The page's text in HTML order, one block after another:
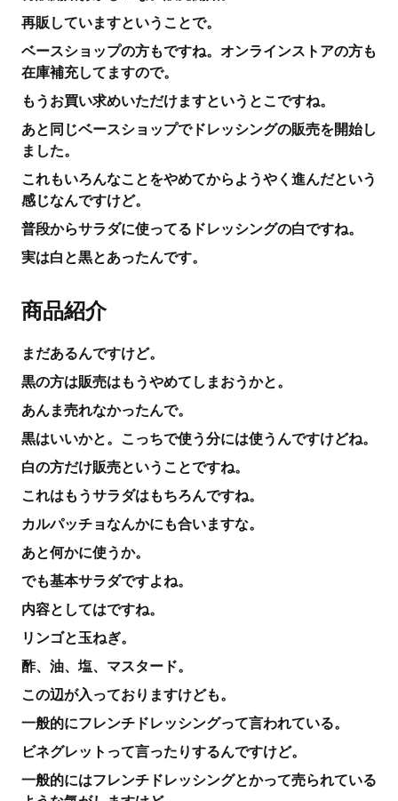
再販していますということで。
ベースショップの方もですね。オンラインストアの方も
在庫補充してますので。
もうお買い求めいただけますというとこですね。
あと同じベースショップでドレッシングの販売を開始し
ました。
これもいろんなことをやめてからようやく進んだという
感じなんですけど。
普段からサラダに使ってるドレッシングの白ですね。
実は白と黒とあったんです。
商品紹介
まだあるんですけど。
黒の方は販売はもうやめてしまおうかと。
あんま売れなかったんで。
黒はいいかと。こっちで使う分には使うんですけどね。
白の方だけ販売ということですね。
これはもうサラダはもちろんですね。
カルパッチョなんかにも合いますな。
あと何かに使うか。
でも基本サラダですよね。
内容としてはですね。
リンゴと玉ねぎ。
酢、油、塩、マスタード。
この辺が入っておりますけども。
一般的にフレンチドレッシングって言われている。
ビネグレットって言ったりするんですけど。
一般的にはフレンチドレッシングとかって売られている